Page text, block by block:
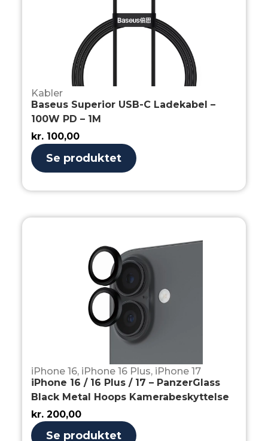
Kabler
Baseus Superior USB-C Ladekabel –
100W PD – 1M
kr. 100,00
Se produktet
iPhone 16, iPhone 16 Plus, iPhone 17
iPhone 16 / 16 Plus / 17 – PanzerGlass
Black Metal Hoops Kamerabeskyttelse
kr. 200,00
Se produktet